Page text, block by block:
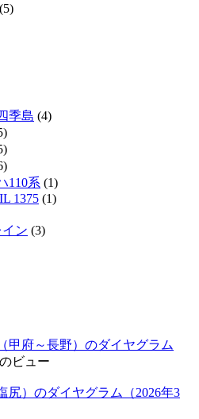
(5)
季島 (4)
110系 (1)
1375 (1)
ン (3)
甲府～長野）のダイヤグラム
ビュー
尻）のダイヤグラム（2026年3